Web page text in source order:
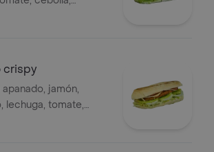
bbq mostaza.
crispy
jamón,
lechuga, tomate,
salsa ajo.